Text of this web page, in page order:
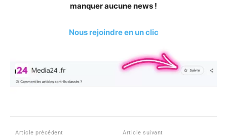
manquer aucune news !
Nous rejoindre en un clic
Article précédent Article suivant